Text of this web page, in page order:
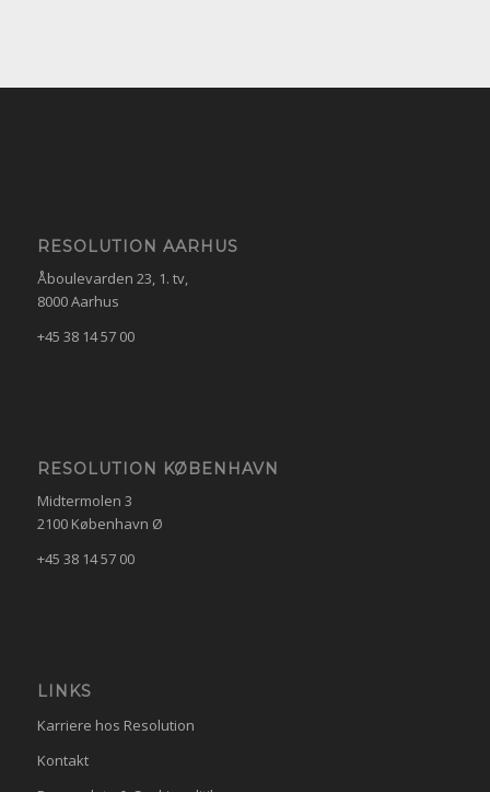
RESOLUTION AARHUS
Åboulevarden 23, 1. tv,
8000 Aarhus
+45 38 14 57 00
RESOLUTION KØBENHAVN
Midtermolen 3
2100 København Ø
+45 38 14 57 00
LINKS
Karriere hos Resolution
Kontakt